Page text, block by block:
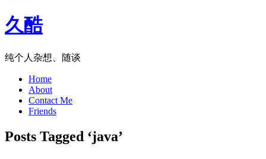
久酷
纯个人杂想、随谈
Home
About
Contact Me
Friends
Posts Tagged ‘java’